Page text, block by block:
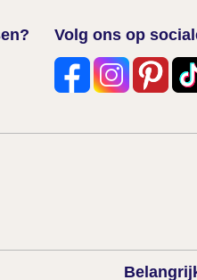
Volg ons op